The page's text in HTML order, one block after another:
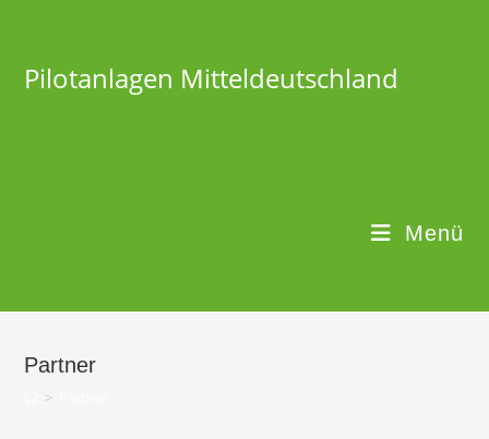
Pilotanlagen Mitteldeutschland
Menü
Partner
>